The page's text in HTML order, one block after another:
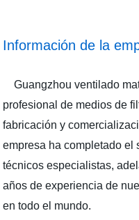
Información de la
Guangzhou ventilado
profesional de medios de
fabricación y
empresa ha completado el
técnicos especialistas,
años de experiencia de
en todo el mundo.